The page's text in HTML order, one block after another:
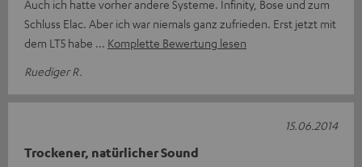
Auch ich hatte vorher andere Systeme. Infinity, Bose und zum
Schluss Elac. Aber ich war niemals ganz zufrieden. Erst jetzt mit
dem LT5 habe
Komplette Bewertung lesen
Ruediger R.
Trockener, natürlicher Sound
15.06.2014